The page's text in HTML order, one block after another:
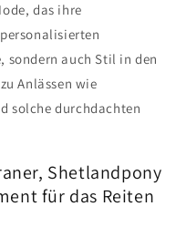
das ihre
sondern auch Stil in den
Anlässen wie
solche durchdachten
Shetlandpony
für das Reiten